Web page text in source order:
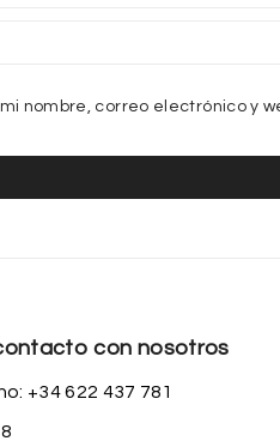
nombre, correo electrónico y
con nosotros
+34 622 437 781